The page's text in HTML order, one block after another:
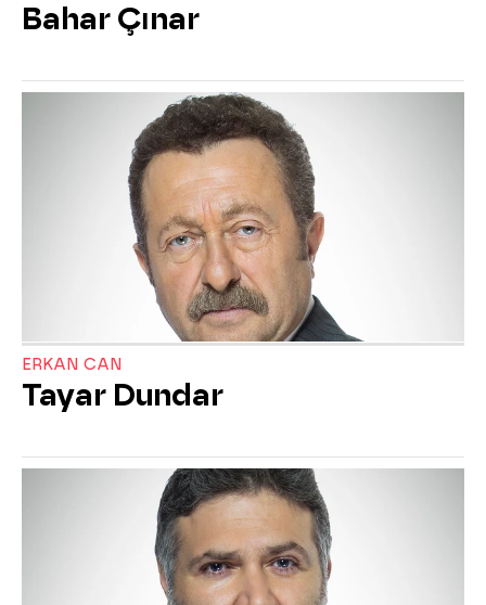
Bahar Çınar
ERKAN CAN
Tayar Dundar